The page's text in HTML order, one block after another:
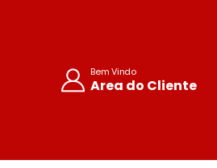
Bem Vindo
Area do Cliente